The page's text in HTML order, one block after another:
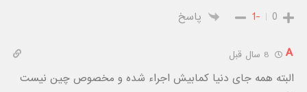
0
-1 پاسخ
A
البته همه جای دنیا کمابیش اجراء شده و مخصوص چین نیست